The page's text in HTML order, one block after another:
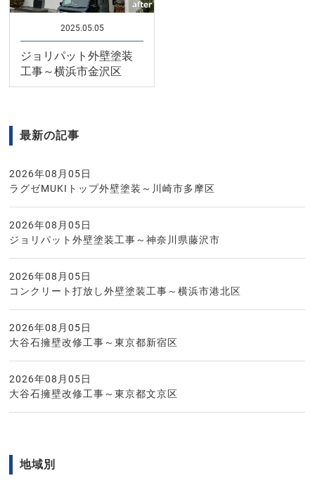
2025.05.05
ジョリパット外壁塗装
工事～横浜市金沢区
最新の記事
2026年08月05日
ラグゼMUKIトップ外壁塗装～川崎市多摩区
2026年08月05日
ジョリパット外壁塗装工事～神奈川県藤沢市
2026年08月05日
コンクリート打放し外壁塗装工事～横浜市港北区
2026年08月05日
大谷石擁壁改修工事～東京都新宿区
2026年08月05日
大谷石擁壁改修工事～東京都文京区
地域別